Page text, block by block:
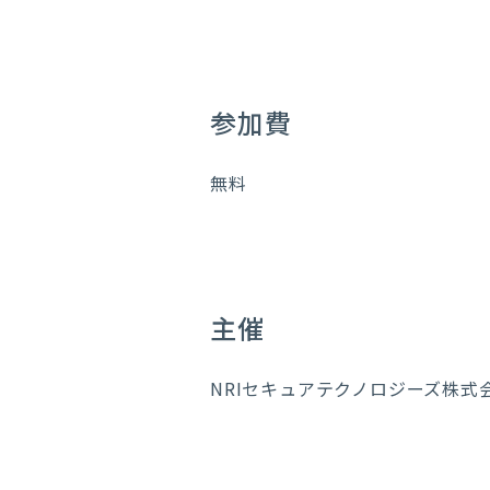
参加費
無料
主催
NRIセキュアテクノロジーズ株式